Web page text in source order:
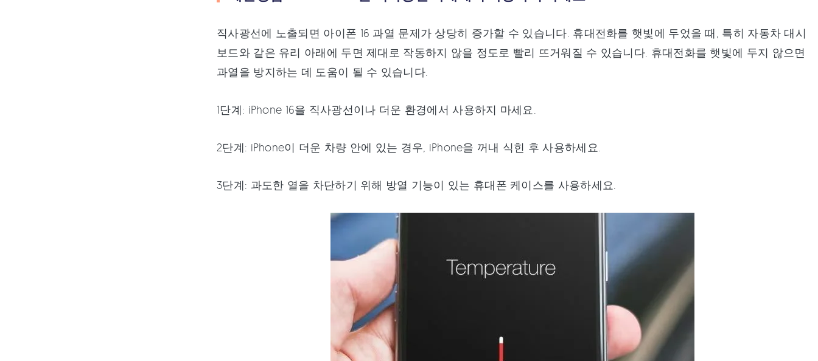
직사광선에 노출되면 아이폰 16 과열 문제가 상당히 증가할 수 있습니다. 휴대전화를 햇빛에 두었을 때, 특히 자동차 대시
보드와 같은 유리 아래에 두면 제대로 작동하지 않을 정도로 빨리 뜨거워질 수 있습니다. 휴대전화를 햇빛에 두지 않으면
과열을 방지하는 데 도움이 될 수 있습니다.
1단계: iPhone 16을 직사광선이나 더운 환경에서 사용하지 마세요.
2단계: iPhone이 더운 차량 안에 있는 경우, iPhone을 꺼내 식힌 후 사용하세요.
3단계: 과도한 열을 차단하기 위해 방열 기능이 있는 휴대폰 케이스를 사용하세요.